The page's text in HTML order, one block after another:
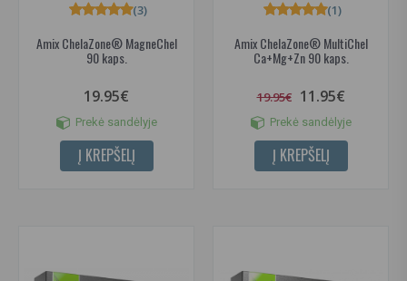
Amix ChelaZone® MagneChel
90 kaps.
(3)
19.95€
Prekė sandėlyje
Į KREPŠELĮ
Amix ChelaZone® MultiChel
Ca+Mg+Zn 90 kaps.
(1)
19.95€ 11.95€
Prekė sandėlyje
Į KREPŠELĮ